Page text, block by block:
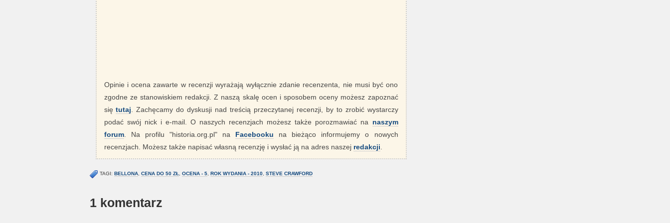
Opinie i ocena zawarte w recenzji wyrażają wyłącznie zdanie recenzenta, nie musi być ono
zgodne ze stanowiskiem redakcji. Z naszą skalę ocen i sposobem oceny możesz zapoznać
siętutaj . Zachęcamy do dyskusji nad treścią przeczytanej recenzji, by to zrobić wystarczy
podać swój nick i e-mail. O naszych recenzjach możesz także porozmawiać na naszym
forum. Na profilu "historia.org.pl" na Facebooku na bieżąco informujemy o nowych
recenzjach. Możesz także napisać własną recenzję i wysłać ją na adres naszej redakcji
TAGI: BELLONA, CENA DO 50 ZŁ OCENA - 5, ROK WYDANIA - 2010, STEVE CRAWFORD
1 komentarz